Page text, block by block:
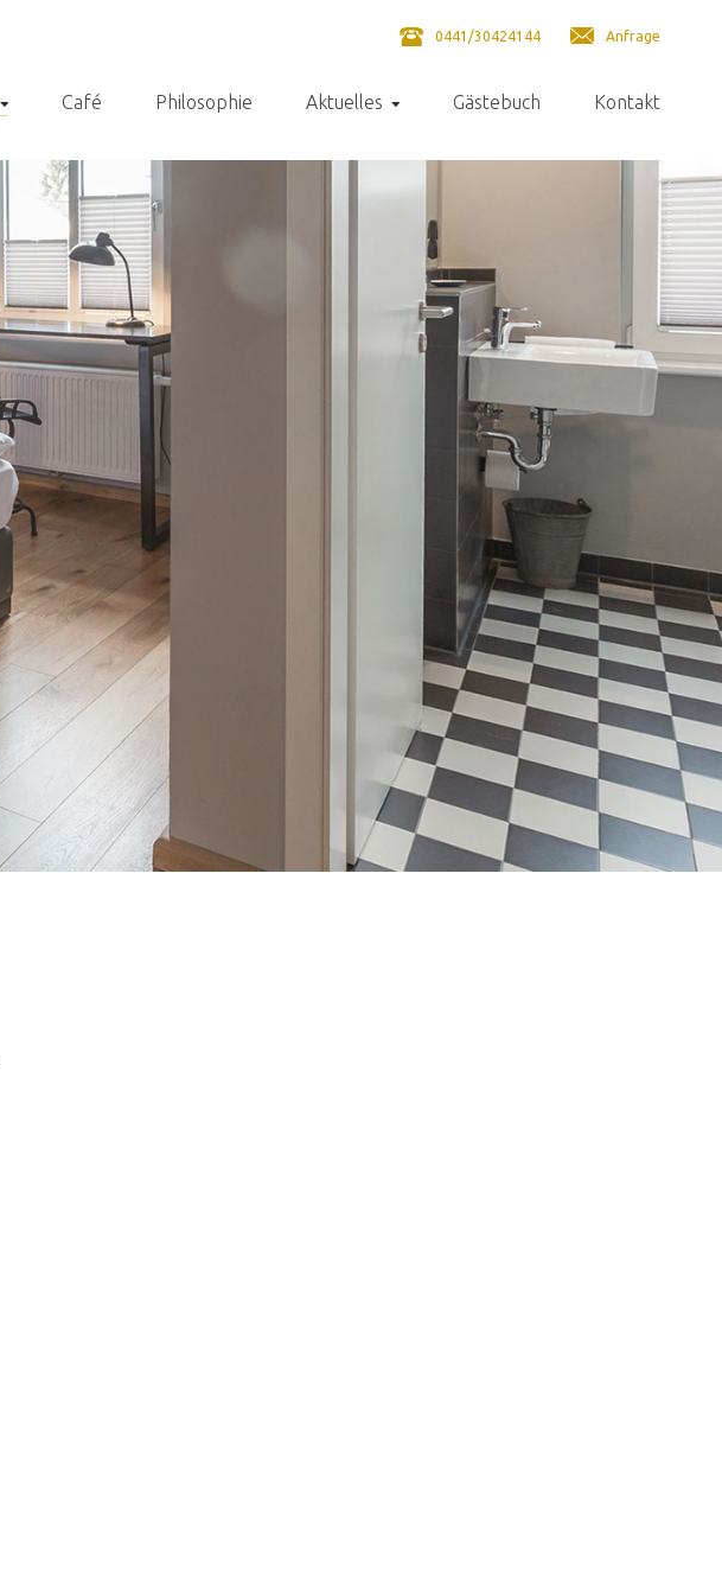
0441/30424144 Anfrage
Café Philosophie Aktuelles Gästebuch Kontakt